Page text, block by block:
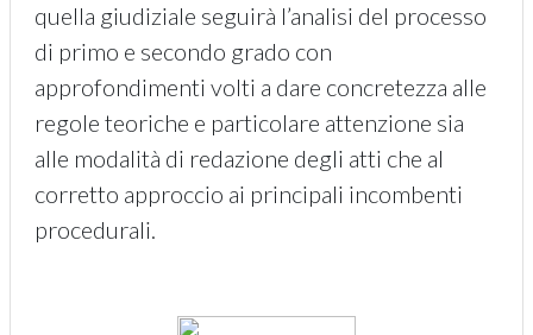
quella giudiziale seguirà l’analisi del processo
di primo e secondo grado con
approfondimenti volti a dare concretezza alle
regole teoriche e particolare attenzione sia
alle modalità di redazione degli atti che al
corretto approccio ai principali incombenti
procedurali.